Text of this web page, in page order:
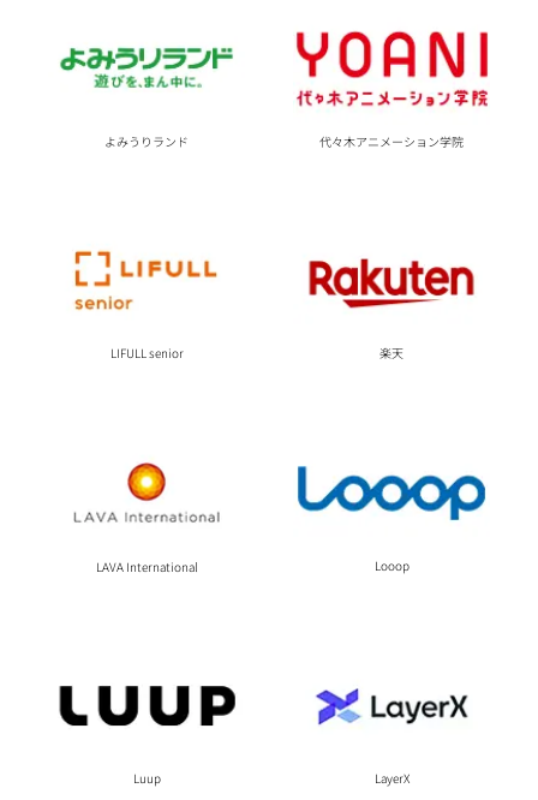
よみうりランド 代々木アニメーション学院
LIFULL senior 楽天
LAVA International Looop
Luup LayerX